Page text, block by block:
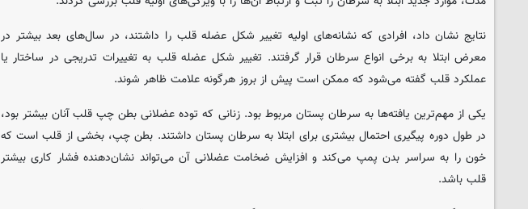
نتایج نشان داد، افرادی که نشانه‌های اولیه تغییر شکل عضله قلب را داشتند، در سال‌های بعد بیشتر در
معرض ابتلا به برخی انواع سرطان قرار گرفتند. تغییر شکل عضله قلب به تغییرات تدریجی در ساختار یا
عملکرد قلب گفته می‌شود که ممکن است پیش از بروز هرگونه علامت ظاهر شوند.
یکی از مهم‌ترین یافته‌ها به سرطان پستان مربوط بود. زنانی که توده عضلانی بطن چپ قلب آنان بیشتر بود،
در طول دوره پیگیری احتمال بیشتری برای ابتلا به سرطان پستان داشتند. بطن چپ، بخشی از قلب است که
خون را به سراسر بدن پمپ می‌کند و افزایش ضخامت عضلانی آن می‌تواند نشان‌دهنده فشار کاری بیشتر
قلب باشد.